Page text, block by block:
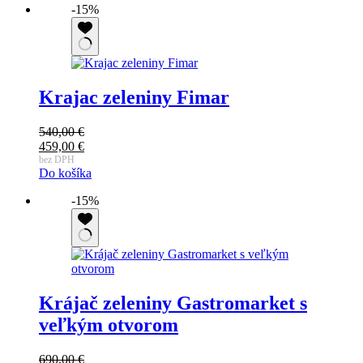
-15%
Krajac zeleniny Fimar
540,00€
Pôvodná
cena
bola:
459,00 €
Aktuálna
cena
459,00 €.
bez DPH
Do košíka
-15%
Krájač zeleniny Gastromarket s
veľkým otvorom
690,00€